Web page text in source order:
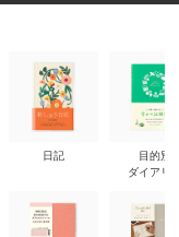
日記
目的別
ダイアリ